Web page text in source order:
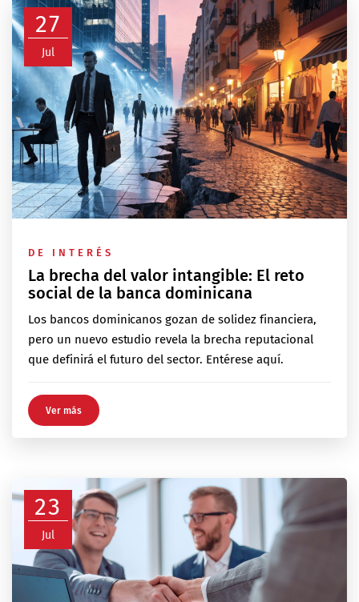
27
Jul
DE INTERÉS
La brecha del valor intangible: El reto
social de la banca dominicana
Los bancos dominicanos gozan de solidez financiera,
pero un nuevo estudio revela la brecha reputacional
que definirá el futuro del sector. Entérese aquí.
Ver más
23
Jul